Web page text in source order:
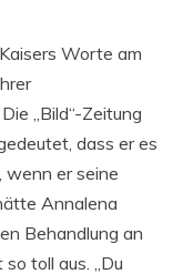
Worte am
„Bild“-Zeitung
dass er es
er seine
Annalena
Behandlung an
toll aus. „Du